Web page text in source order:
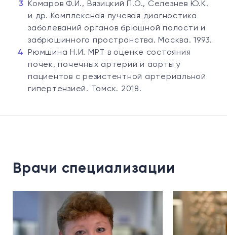
Комаров Ф.И., Вязицкий П.О., Селезнев Ю.К.
и др. Комплексная лучевая диагностика
заболеваний органов брюшной полости и
забрюшинного пространства. Москва. 1993.
Рюмшина Н.И. МРТ в оценке состояния
почек, почечных артерий и аорты у
пациентов с резистентной артериальной
гипертензией. Томск. 2018.
Врачи специализации